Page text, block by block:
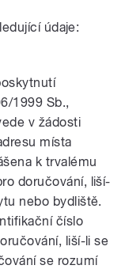
údaje:
1999 Sb.,
v žádosti
místa
k trvalému
doručování, liší-
nebo bydliště.
číslo
liší-li se
se rozumí